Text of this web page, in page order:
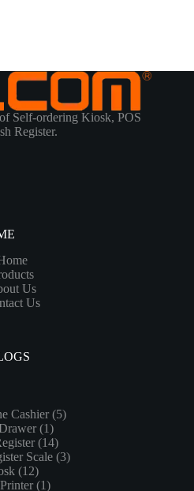
Self-ordering Kiosk, POS
Register.
Us
Us
Cashier 55
品
11
个
产
1414
个
Scale 33
1212
个
11